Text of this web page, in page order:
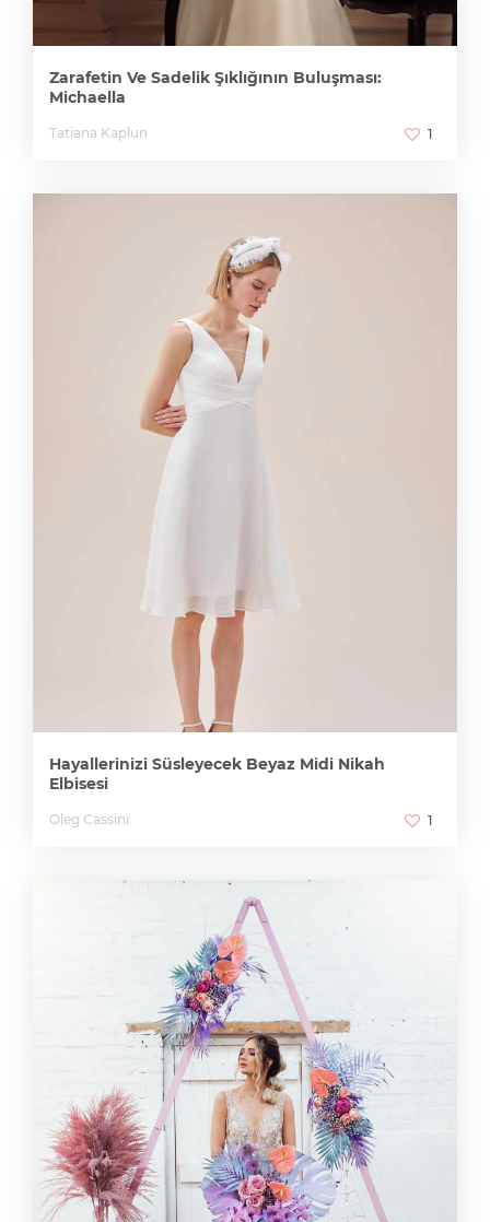
Zarafetin Ve Sadelik Şıklığının Buluşması:
Michaella
Tatiana Kaplun 1
Hayallerinizi Süsleyecek Beyaz Midi Nikah
Elbisesi
Oleg Cassini 1